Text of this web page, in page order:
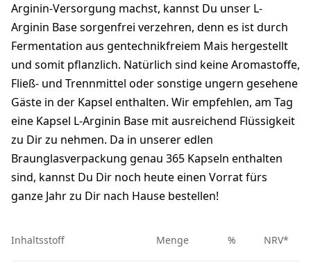
Arginin-Versorgung machst, kannst Du unser L-
Arginin Base sorgenfrei verzehren, denn es ist durch
Fermentation aus gentechnikfreiem Mais hergestellt
und somit pflanzlich. Natürlich sind keine Aromastoffe,
Fließ- und Trennmittel oder sonstige ungern gesehene
Gäste in der Kapsel enthalten. Wir empfehlen, am Tag
eine Kapsel L-Arginin Base mit ausreichend Flüssigkeit
zu Dir zu nehmen. Da in unserer edlen
Braunglasverpackung genau 365 Kapseln enthalten
sind, kannst Du Dir noch heute einen Vorrat fürs
ganze Jahr zu Dir nach Hause bestellen!
Inhaltsstoff Menge % NRV*